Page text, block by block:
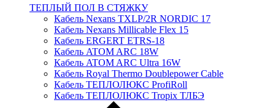
ТЕПЛЫЙ ПОЛ В СТЯЖКУ
Кабель Nexans TXLP/2R NORDIC 17
Кабель Nexans Millicable Flex 15
Кабель ERGERT ETRS-18
Кабель ATOM ARC 18W
Кабель ATOM ARC Ultra 16W
Кабель Royal Thermo Doublepower Cable
Кабель ТЕПЛОЛЮКС ProfiRoll
Кабель ТЕПЛОЛЮКС Tropix ТЛБЭ